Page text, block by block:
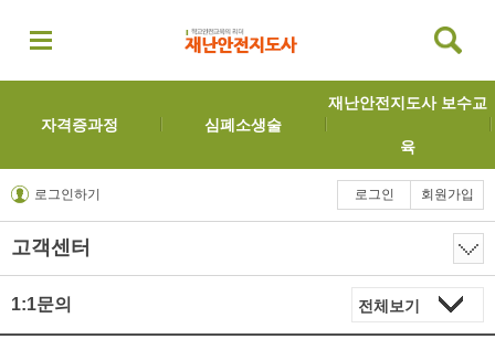
자격증과정 심폐소생술
재난안전지도사 보수교
육
로그인하기 로그인 회원가입
고객센터
1:1문의